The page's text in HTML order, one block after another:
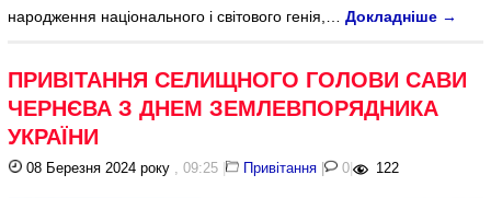
народження національного і світового генія,…Докладніше →
ПРИВІТАННЯ СЕЛИЩНОГО ГОЛОВИ САВИ
ЧЕРНЄВА З ДНЕМ ЗЕМЛЕВПОРЯДНИКА
УКРАЇНИ
08 Березня 2024 року , 09:25 | Привітання | 0 | 122